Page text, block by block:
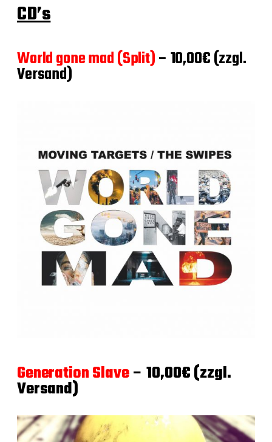
CD’s
World gone mad (Split)– 10,00€ (zzgl.
Versand)
Generation Slave– 10,00€ (zzgl.
Versand)